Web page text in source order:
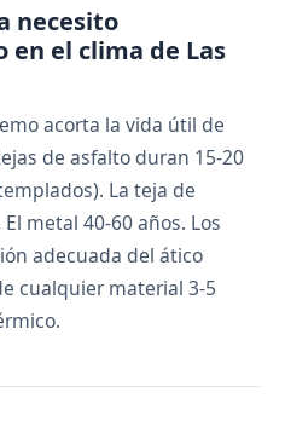
necesito
en el clima de Las
acorta la vida útil de
de asfalto duran 15-20
La teja de
metal 40-60 años. Los
adecuada del ático
cualquier material 3-5